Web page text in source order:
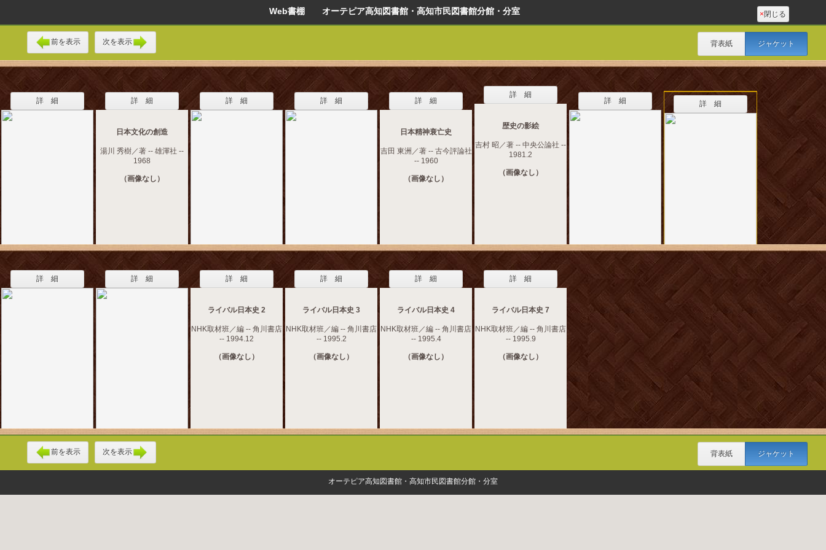
Web書棚 オーテピア高知図書館・高知市民図書館分館・分室 ×閉じる
前を表示 次を表示 背表紙 ジャケット
詳 細 詳 細
日本文化の創造
湯川 秀樹／著 -- 雄渾社 --
1968
（画像なし）
詳 細 詳 細 詳 細
日本精神衰亡史
吉田 東洲／著 -- 古今評論社
-- 1960
（画像なし）
詳 細
歴史の影絵
吉村 昭／著 -- 中央公論社 --
1981.2
（画像なし）
詳 細 詳 細
詳 細 詳 細 詳 細
ライバル日本史 2
NHK取材班／編 -- 角川書店
-- 1994.12
（画像なし）
詳 細
ライバル日本史 3
NHK取材班／編 -- 角川書店
-- 1995.2
（画像なし）
詳 細
ライバル日本史 4
NHK取材班／編 -- 角川書店
-- 1995.4
（画像なし）
詳 細
ライバル日本史 7
NHK取材班／編 -- 角川書店
-- 1995.9
（画像なし）
前を表示 次を表示 背表紙 ジャケット
オーテピア高知図書館・高知市民図書館分館・分室